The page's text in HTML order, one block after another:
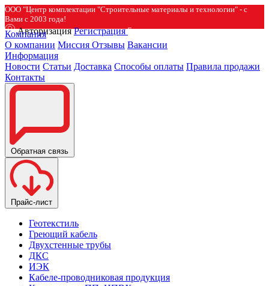
ООО "Центр комплектации "Строительные материалы и технологии" - с
Вами с 2003 года!
Авторизация Регистрация
Компания
О компании Миссия Отзывы Вакансии
Информация
Новости Статьи Доставка Способы оплаты Правила продажи
Контакты
Обратная связь
Прайс-лист
Геотекстиль
Греющий кабель
Двухстенные трубы
ДКС
ИЭК
Кабеле-проводниковая продукция